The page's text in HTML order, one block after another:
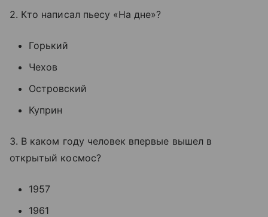
2. Кто написал пьесу «На дне»?
Горький
Чехов
Островский
Куприн
3. В каком году человек впервые вышел в
открытый космос?
1957
1961